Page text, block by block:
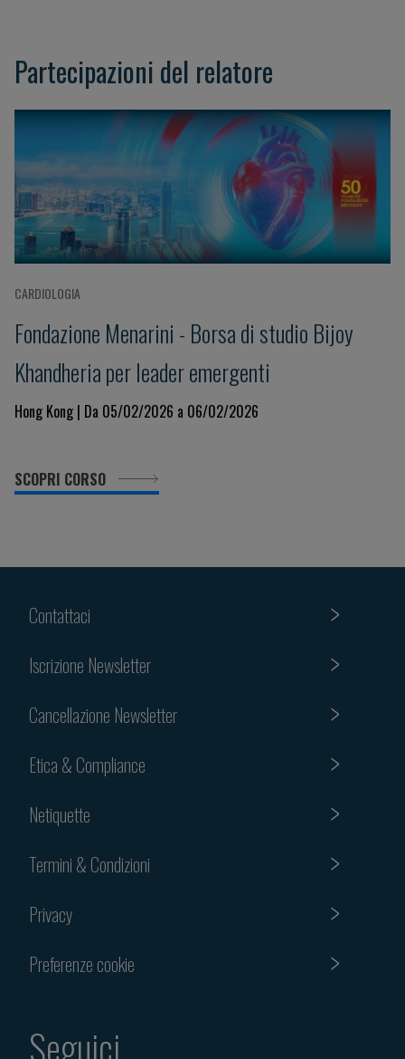
Partecipazioni del relatore
CARDIOLOGIA
Fondazione Menarini - Borsa di studio Bijoy
Khandheria per leader emergenti
Hong Kong | Da 05/02/2026 a 06/02/2026
SCOPRI CORSO
Contattaci
Iscrizione Newsletter
Cancellazione Newsletter
Etica & Compliance
Netiquette
Termini & Condizioni
Privacy
Preferenze cookie
Seguici